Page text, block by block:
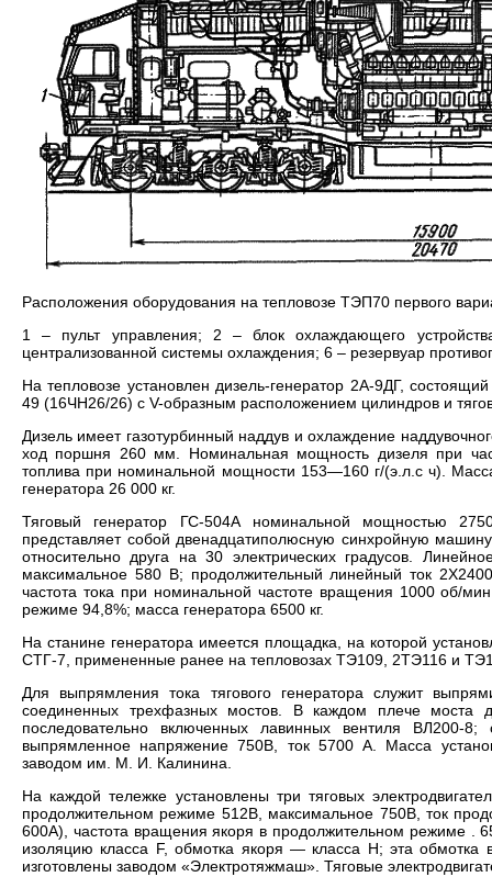
Расположения оборудования на тепловозе ТЭП70 первого
1 – пульт управления; 2 – блок охлаждающего
централизованной системы охлаждения; 6 – резервуар
На тепловозе установлен дизель-генератор 2А-9ДГ,
49 (16ЧН26/26) с V-образным расположением цилиндров и
Дизель имеет газотурбинный наддув и охлаждение
ход поршня 260 мм. Номинальная мощность дизеля при
топлива при номинальной мощности 153—160 г/(э.л.с ч).
генератора 26 000 кг.
Тяговый генератор ГС-504А номинальной мощностью
представляет собой двенадцатиполюсную синхройную
относительно друга на 30 электрических градусов.
максимальное 580 В; продолжительный линейный ток
частота тока при номинальной частоте вращения 1000 об/
режиме 94,8%; масса генератора 6500 кг.
На станине генератора имеется площадка, на которой
СТГ-7, примененные ранее на тепловозах ТЭ109, 2ТЭ116 и
Для выпрямления тока тягового генератора служит
соединенных трехфазных мостов. В каждом плече моста
последовательно включенных лавинных вентиля ВЛ200-
выпрямленное напряжение 750В, ток 5700 А. Масса
заводом им. М. И. Калинина.
На каждой тележке установлены три тяговых
продолжительном режиме 512В, максимальное 750В, ток
600А), частота вращения якоря в продолжительном режиме
изоляцию класса F, обмотка якоря — класса Н; эта обмотка
изготовлены заводом «Электротяжмаш». Тяговые